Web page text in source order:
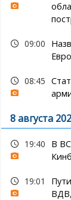
09:00
08:45
8 августа
19:40
В
19:01